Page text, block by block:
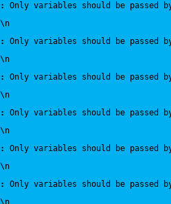
:
Only variables should be passed
\n
:
Only variables should be passed
\n
:
Only variables should be passed
\n
:
Only variables should be passed
\n
:
Only variables should be passed
\n
:
Only variables should be passed
\n